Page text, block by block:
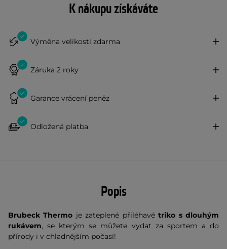
K nákupu získáváte
Výměna velikosti zdarma
Záruka 2 roky
Garance vrácení peněz
Odložená platba
Popis
Brubeck Thermo je zateplené přiléhavétriko s dlouhým
rukávem, se kterým se můžete vydat za sportem a do
přírody i v chladnějším počasí!